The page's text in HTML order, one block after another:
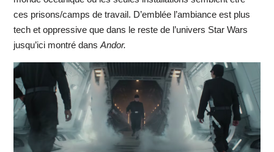
ces prisons/camps de travail. D’emblée l’ambiance est plus
tech et oppressive que dans le reste de l’univers Star Wars
jusqu’ici montré dans Andor.